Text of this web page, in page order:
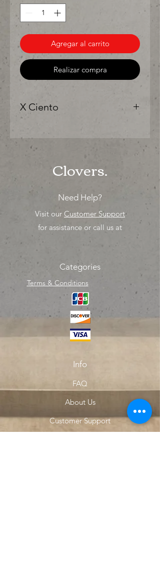
Agregar al carrito
Realizar compra
X Ciento
solo los mejores precios para tu
tienda o proyecto" venta por ciento
Clovers.
Need Help?
Visit our Customer Support
for assistance or call us at
Categories
Terms & Conditions
Info
FAQ
About Us
Customer Support